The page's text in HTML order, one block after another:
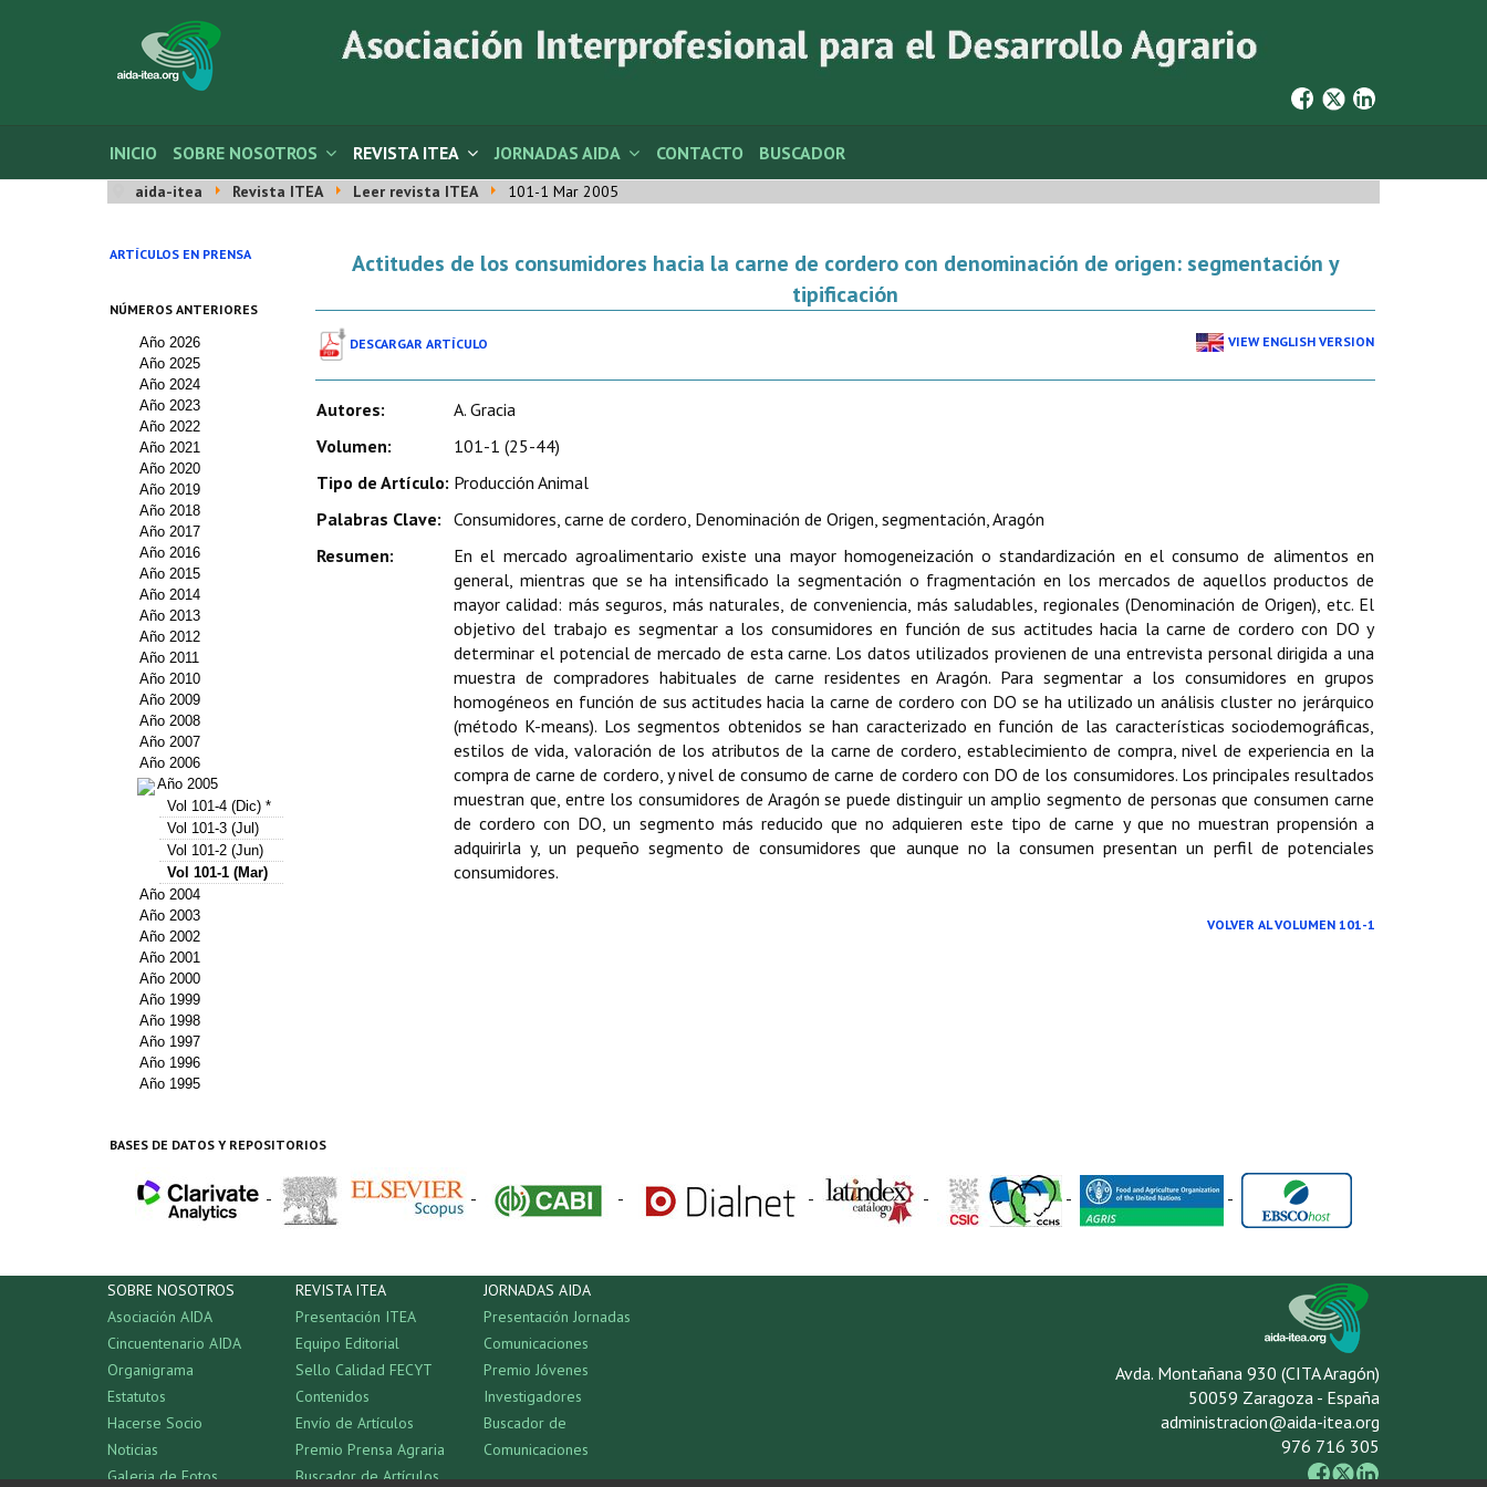
INICIO SOBRE NOSOTROS REVISTA ITEA JORNADAS AIDA CONTACTO BUSCADOR
aida-itea Revista ITEA Leer revista ITEA 101-1 Mar 2005
ARTÍCULOS EN PRENSA
NÚMEROS ANTERIORES
Año 2026
Año 2025
Año 2024
Año 2023
Año 2022
Año 2021
Año 2020
Año 2019
Año 2018
Año 2017
Año 2016
Año 2015
Año 2014
Año 2013
Año 2012
Año 2011
Año 2010
Año 2009
Año 2008
Año 2007
Año 2006
Año 2005
Vol 101-4 (Dic) *
Vol 101-3 (Jul)
Vol 101-2 (Jun)
Vol 101-1 (Mar)
Año 2004
Año 2003
Año 2002
Año 2001
Año 2000
Año 1999
Año 1998
Año 1997
Año 1996
Año 1995
Actitudes de los consumidores hacia la carne de cordero con denominación de origen: segmentación y
tipificación
DESCARGAR ARTÍCULO VIEW ENGLISH VERSION
Autores:
A. Gracia
Volumen:
101-1 (25-44)
Tipo de Artículo: Producción Animal
Palabras Clave: Consumidores, carne de cordero, Denominación de Origen, segmentación, Aragón
Resumen:
En el mercado agroalimentario existe una mayor homogeneización o standardización en el consumo de alimentos en
general, mientras que se ha intensificado la segmentación o fragmentación en los mercados de aquellos productos de
mayor calidad: más seguros, más naturales, de conveniencia, más saludables, regionales (Denominación de Origen), etc. El
objetivo del trabajo es segmentar a los consumidores en función de sus actitudes hacia la carne de cordero con DO y
determinar el potencial de mercado de esta carne. Los datos utilizados provienen de una entrevista personal dirigida a una
muestra de compradores habituales de carne residentes en Aragón. Para segmentar a los consumidores en grupos
homogéneos en función de sus actitudes hacia la carne de cordero con DO se ha utilizado un análisis cluster no jerárquico
(método K-means). Los segmentos obtenidos se han caracterizado en función de las características sociodemográficas,
estilos de vida, valoración de los atributos de la carne de cordero, establecimiento de compra, nivel de experiencia en la
compra de carne de cordero, y nivel de consumo de carne de cordero con DO de los consumidores. Los principales resultados
muestran que, entre los consumidores de Aragón se puede distinguir un amplio segmento de personas que consumen carne
de cordero con DO, un segmento más reducido que no adquieren este tipo de carne y que no muestran propensión a
adquirirla y, un pequeño segmento de consumidores que aunque no la consumen presentan un perfil de potenciales
consumidores.
VOLVER AL VOLUMEN 101-1
BASES DE DATOS Y REPOSITORIOS
- - - - - - -
SOBRE NOSOTROS
Asociación AIDA
Cincuentenario AIDA
Organigrama
Estatutos
Hacerse Socio
Noticias
Galeria de Fotos
REVISTA ITEA
Presentación ITEA
Equipo Editorial
Sello Calidad FECYT
Contenidos
Envío de Artículos
Premio Prensa Agraria
Buscador de Artículos
JORNADAS AIDA
Presentación Jornadas
Comunicaciones
Premio Jóvenes
Investigadores
Buscador de
Comunicaciones
Avda. Montañana 930 (CITA Aragón)
50059 Zaragoza - España
administracion@aida-itea.org
976 716 305